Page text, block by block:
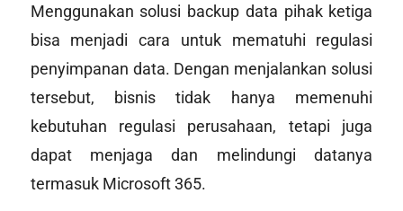
Menggunakan solusi backup data pihak ketiga
bisa menjadi cara untuk mematuhi regulasi
penyimpanan data. Dengan menjalankan solusi
tersebut, bisnis tidak hanya memenuhi
kebutuhan regulasi perusahaan, tetapi juga
dapat menjaga dan melindungi datanya
termasuk Microsoft 365.